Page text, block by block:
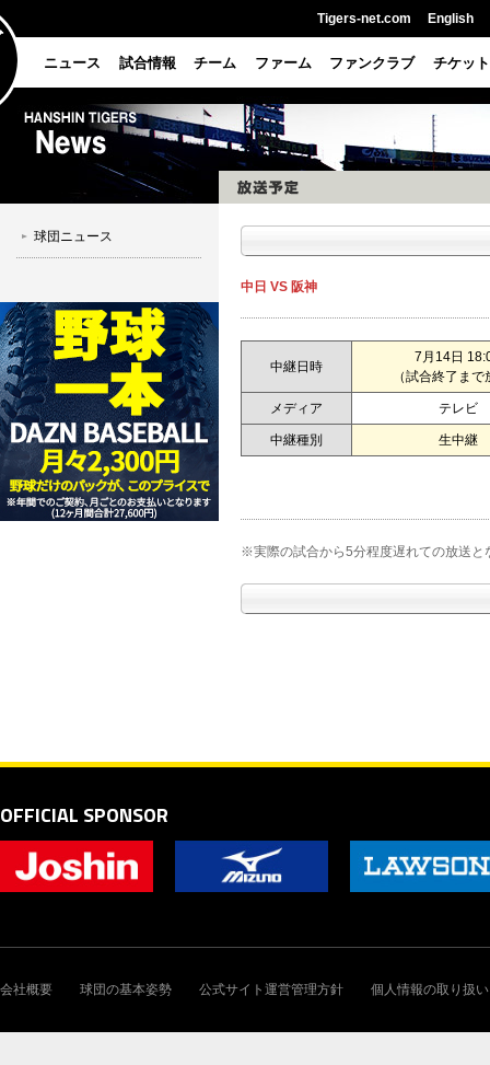
Tigers-net.com English
ニュース 試合情報 チーム ファーム ファンクラブ チケット
球団ニュース
中日 VS 阪神
中継日時
7月14日
（試合終了まで
メディア テレビ
中継種別 生中継
※実際の試合から5分程度遅れての放送と
OFFICIAL SPONSOR
会社概要 球団の基本姿勢 公式サイト運営管理方針 個人情報の取り扱い